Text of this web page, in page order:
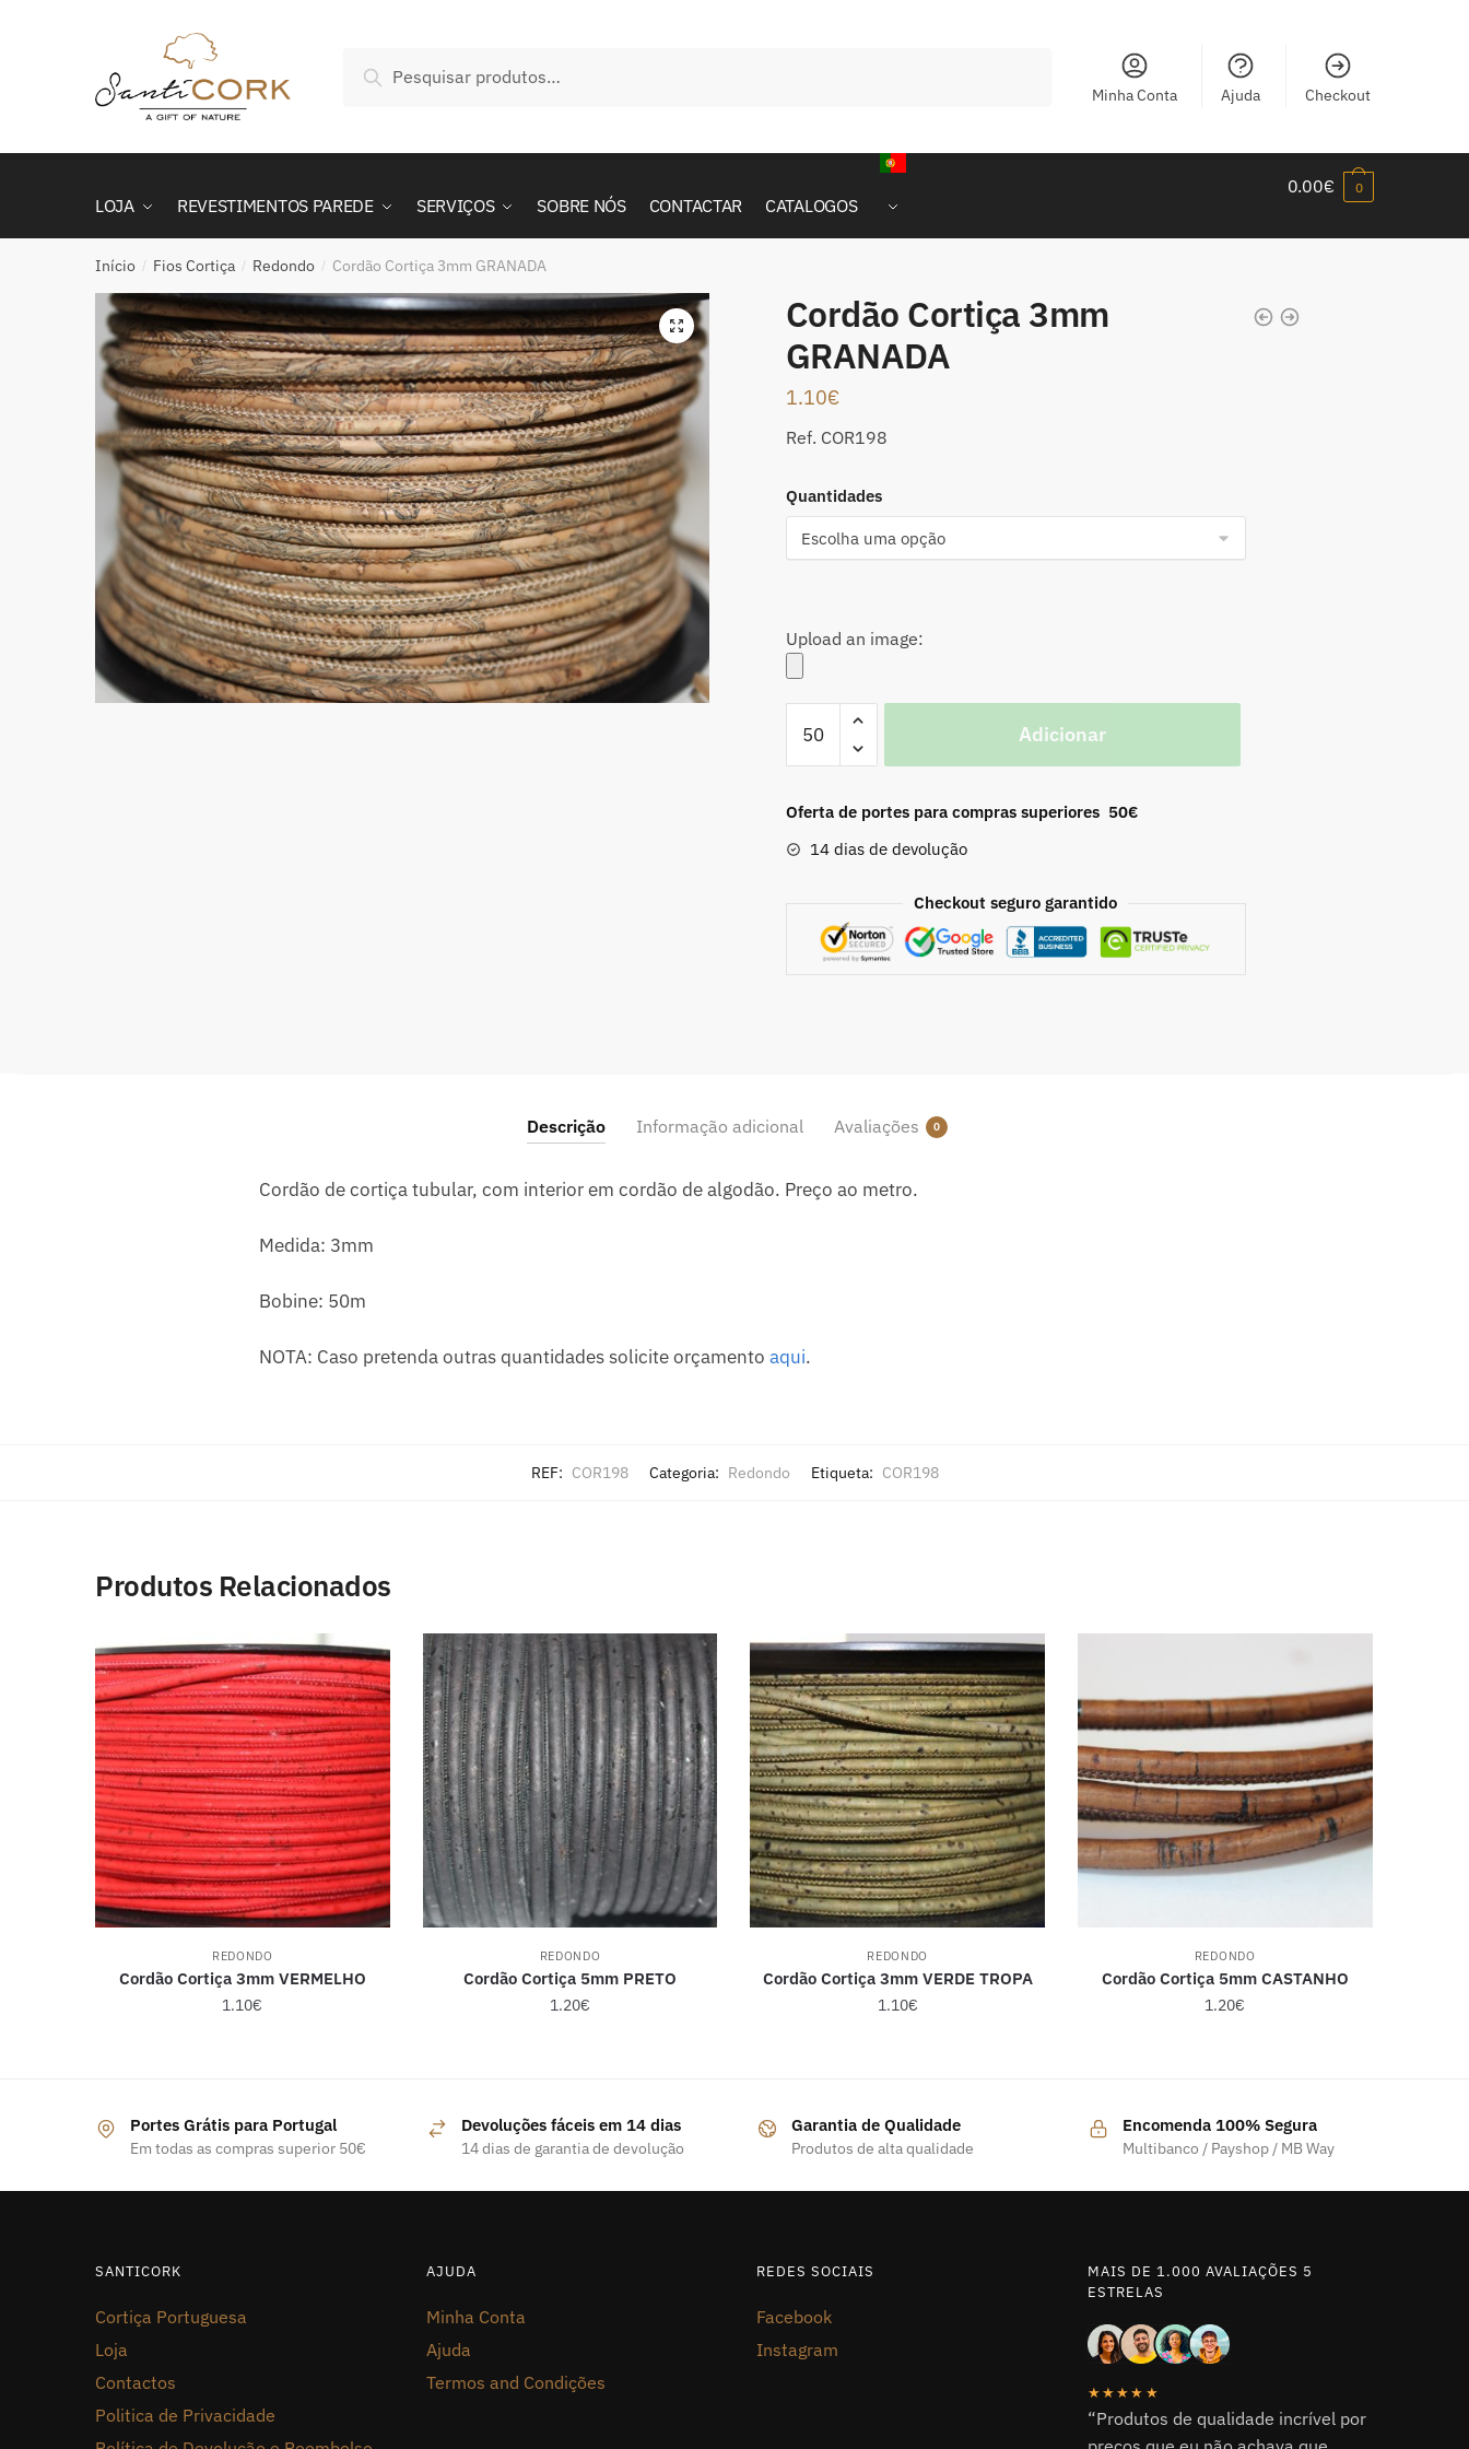
por:
Pesquisa
Minha Conta Ajuda Checkout
LOJA REVESTIMENTOS PAREDE SERVIÇOS SOBRE NÓS CONTACTAR CATALOGOS
0.00€ 0
Início / Fios Cortiça / Redondo / Cordão Cortiça 3mm GRANADA
Cordão Cortiça 3mm
GRANADA
1.10€
Ref. COR198
Quantidades
Upload an image:
Quantidade
de
Cordão
3mm
GRANADA
Adicionar
Oferta de portes para compras superiores 50€
14 dias de devolução
Checkout seguro garantido
Descrição Informação adicional Avaliações 0
Cordão de cortiça tubular, com interior em cordão de algodão. Preço ao metro.
Medida: 3mm
Bobine: 50m
NOTA: Caso pretenda outras quantidades solicite orçamento aqui.
REF: COR198 Categoria: Redondo Etiqueta: COR198
Produtos Relacionados
REDONDO
Cordão Cortiça 3mm VERMELHO
1.10€
REDONDO
Cordão Cortiça 5mm PRETO
1.20€
REDONDO
Cordão Cortiça 3mm VERDE TROPA
1.10€
REDONDO
Cordão Cortiça 5mm CASTANHO
1.20€
Portes Grátis para Portugal
Em todas as compras superior 50€
Devoluções fáceis em 14 dias
14 dias de garantia de devolução
Garantia de Qualidade
Produtos de alta qualidade
Encomenda 100% Segura
Multibanco / Payshop / MB Way
SANTICORK
Cortiça Portuguesa
Loja
Contactos
Politica de Privacidade
AJUDA
Minha Conta
Ajuda
Termos and Condições
REDES SOCIAIS
Facebook
Instagram
MAIS DE 1.000 AVALIAÇÕES 5
ESTRELAS
★★★★★
“Produtos de qualidade incrível por